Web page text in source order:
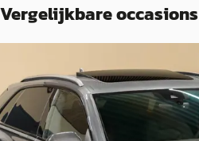
Vergelijkbare occasions
FACELIFT
€ 129.495